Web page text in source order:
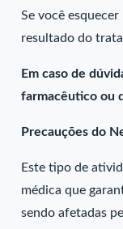
Se você
resultado do
Em caso de
farmacêutico ou
Precauções do
Este tipo de
médica que
sendo afetadas